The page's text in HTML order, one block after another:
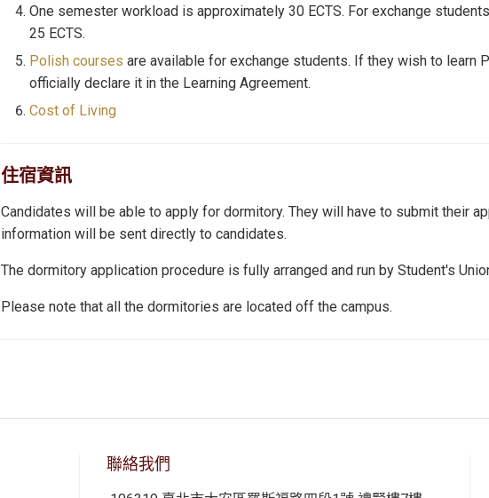
One semester workload is approximately 30 ECTS. For exchange
25 ECTS.
Polish courses are available for exchange students. If they wish to learn
officially declare it in the Learning Agreement.
Cost of Living
住宿資訊
Candidates will be able to apply for dormitory. They will have to submit their
information will be sent directly to candidates.
The dormitory application procedure is fully arranged and run by Student's
Please note that all the dormitories are located off the campus.
聯絡我們